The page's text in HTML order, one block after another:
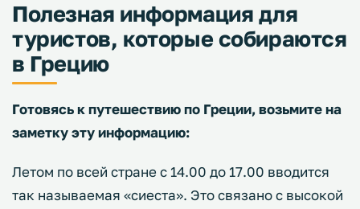
Полезная информация для
туристов, которые собираются
в Грецию
Готовясь к путешествию по Греции, возьмите на
заметку эту информацию:
Летом по всей стране с 14.00 до 17.00 вводится
так называемая «сиеста». Это связано с высокой